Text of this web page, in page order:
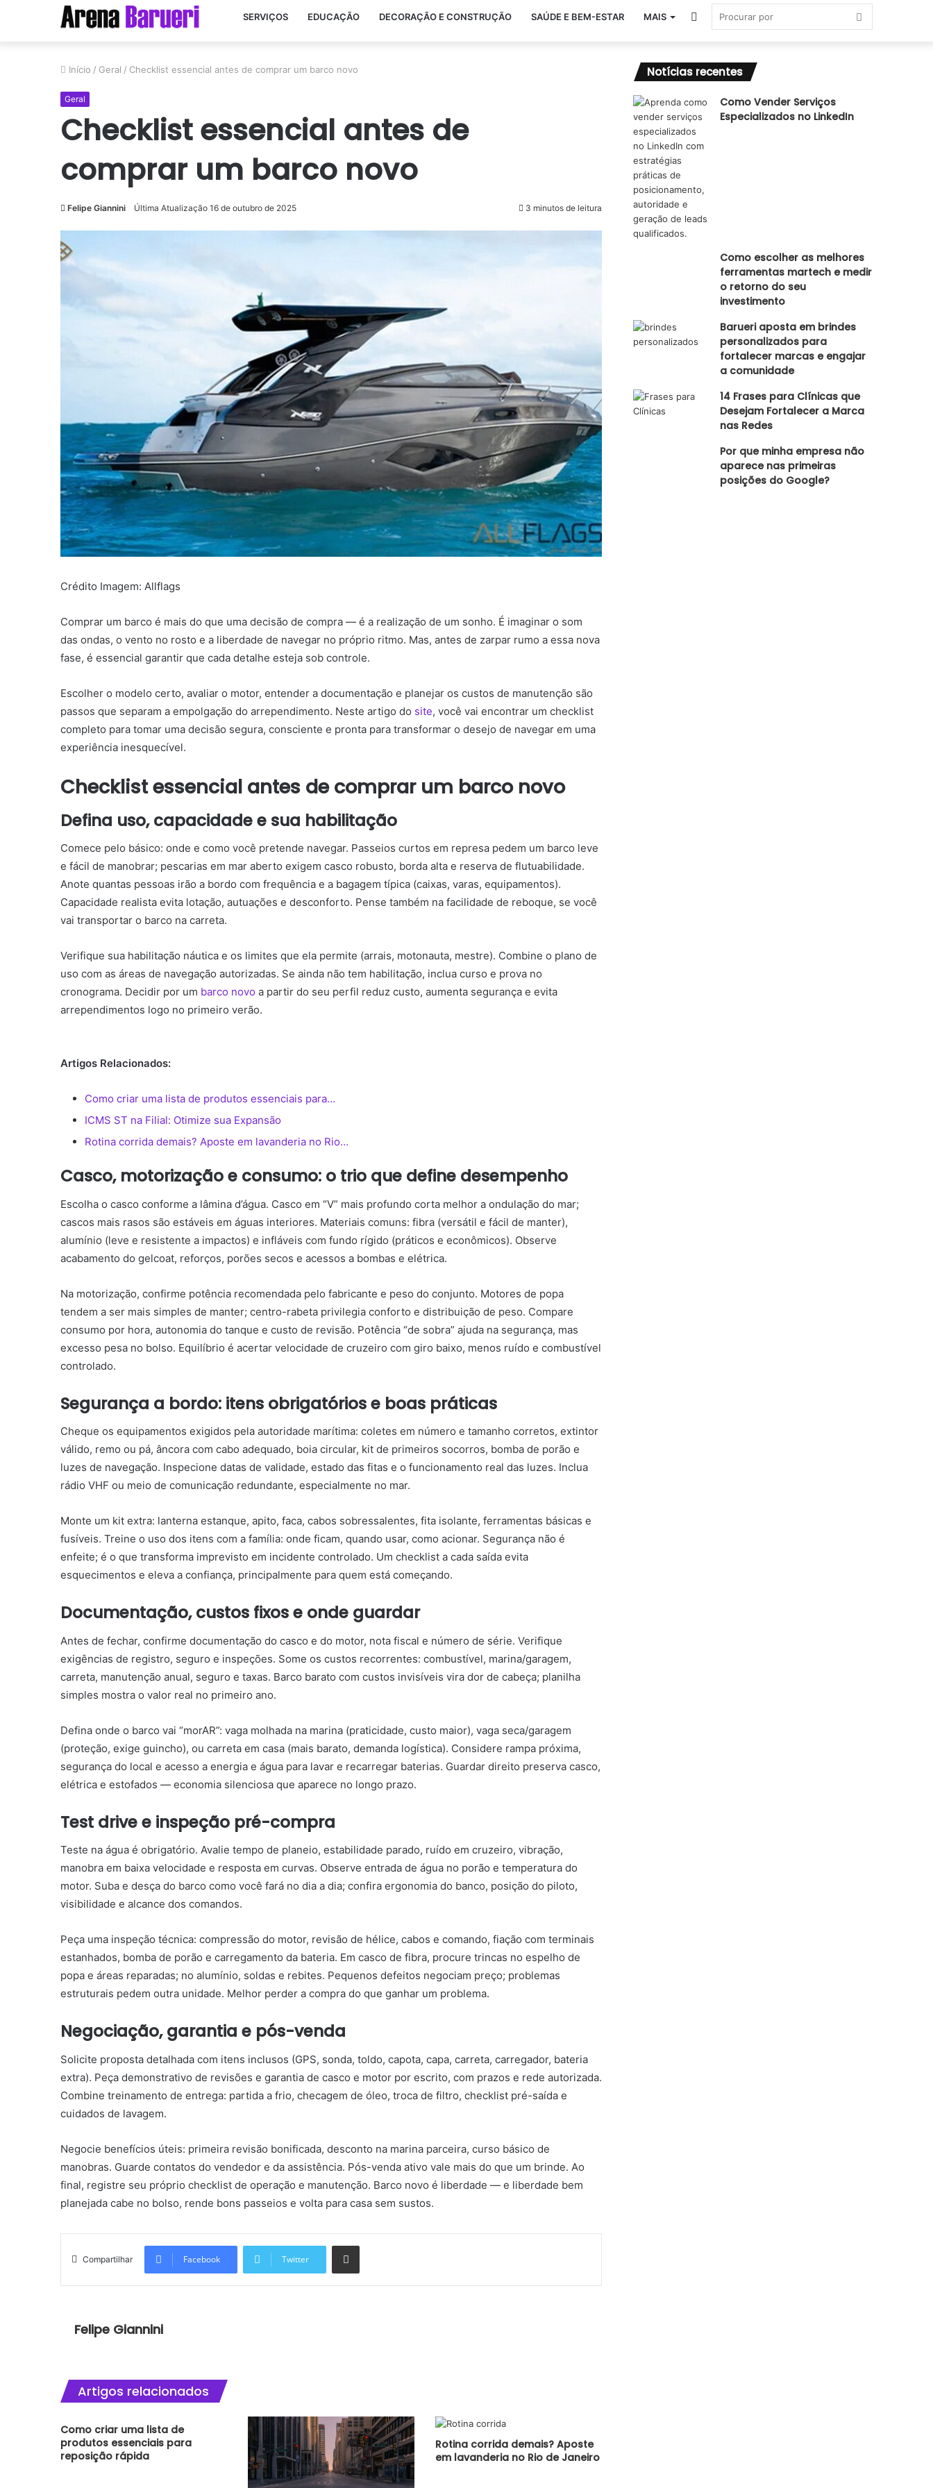
SERVIÇOS EDUCAÇÃO DECORAÇÃO E CONSTRUÇÃO SAÚDE E BEM-ESTAR MAIS Procurar
Switch
Início / Geral / Checklist essencial antes de comprar um barco novo
Geral
Checklist essencial antes de
comprar um barco novo
Felipe Giannini Última Atualização 16 de outubro de 2025 3 minutos de leitura
Crédito Imagem: Allflags
Comprar um barco é mais do que uma decisão de compra — é a realização de um sonho. É imaginar o som
das ondas, o vento no rosto e a liberdade de navegar no próprio ritmo. Mas, antes de zarpar rumo a essa nova
fase, é essencial garantir que cada detalhe esteja sob controle.
Escolher o modelo certo, avaliar o motor, entender a documentação e planejar os custos de manutenção são
passos que separam a empolgação do arrependimento. Neste artigo do site, você vai encontrar um checklist
completo para tomar uma decisão segura, consciente e pronta para transformar o desejo de navegar em uma
experiência inesquecível.
Checklist essencial antes de comprar um barco novo
Defina uso, capacidade e sua habilitação
Comece pelo básico: onde e como você pretende navegar. Passeios curtos em represa pedem um barco leve
e fácil de manobrar; pescarias em mar aberto exigem casco robusto, borda alta e reserva de flutuabilidade.
Anote quantas pessoas irão a bordo com frequência e a bagagem típica (caixas, varas, equipamentos).
Capacidade realista evita lotação, autuações e desconforto. Pense também na facilidade de reboque, se você
vai transportar o barco na carreta.
Verifique sua habilitação náutica e os limites que ela permite (arrais, motonauta, mestre). Combine o plano de
uso com as áreas de navegação autorizadas. Se ainda não tem habilitação, inclua curso e prova no
cronograma. Decidir por um barco novo a partir do seu perfil reduz custo, aumenta segurança e evita
arrependimentos logo no primeiro verão.
Artigos Relacionados:
Como criar uma lista de produtos essenciais para…
ICMS ST na Filial: Otimize sua Expansão
Rotina corrida demais? Aposte em lavanderia no Rio…
Casco, motorização e consumo: o trio que define desempenho
Escolha o casco conforme a lâmina d’água. Casco em “V” mais profundo corta melhor a ondulação do mar;
cascos mais rasos são estáveis em águas interiores. Materiais comuns: fibra (versátil e fácil de manter),
alumínio (leve e resistente a impactos) e infláveis com fundo rígido (práticos e econômicos). Observe
acabamento do gelcoat, reforços, porões secos e acessos a bombas e elétrica.
Na motorização, confirme potência recomendada pelo fabricante e peso do conjunto. Motores de popa
tendem a ser mais simples de manter; centro-rabeta privilegia conforto e distribuição de peso. Compare
consumo por hora, autonomia do tanque e custo de revisão. Potência “de sobra” ajuda na segurança, mas
excesso pesa no bolso. Equilíbrio é acertar velocidade de cruzeiro com giro baixo, menos ruído e combustível
controlado.
Segurança a bordo: itens obrigatórios e boas práticas
Cheque os equipamentos exigidos pela autoridade marítima: coletes em número e tamanho corretos, extintor
válido, remo ou pá, âncora com cabo adequado, boia circular, kit de primeiros socorros, bomba de porão e
luzes de navegação. Inspecione datas de validade, estado das fitas e o funcionamento real das luzes. Inclua
rádio VHF ou meio de comunicação redundante, especialmente no mar.
Monte um kit extra: lanterna estanque, apito, faca, cabos sobressalentes, fita isolante, ferramentas básicas e
fusíveis. Treine o uso dos itens com a família: onde ficam, quando usar, como acionar. Segurança não é
enfeite; é o que transforma imprevisto em incidente controlado. Um checklist a cada saída evita
esquecimentos e eleva a confiança, principalmente para quem está começando.
Documentação, custos fixos e onde guardar
Antes de fechar, confirme documentação do casco e do motor, nota fiscal e número de série. Verifique
exigências de registro, seguro e inspeções. Some os custos recorrentes: combustível, marina/garagem,
carreta, manutenção anual, seguro e taxas. Barco barato com custos invisíveis vira dor de cabeça; planilha
simples mostra o valor real no primeiro ano.
Defina onde o barco vai “morAR”: vaga molhada na marina (praticidade, custo maior), vaga seca/garagem
(proteção, exige guincho), ou carreta em casa (mais barato, demanda logística). Considere rampa próxima,
segurança do local e acesso a energia e água para lavar e recarregar baterias. Guardar direito preserva casco,
elétrica e estofados — economia silenciosa que aparece no longo prazo.
Test drive e inspeção pré-compra
Teste na água é obrigatório. Avalie tempo de planeio, estabilidade parado, ruído em cruzeiro, vibração,
manobra em baixa velocidade e resposta em curvas. Observe entrada de água no porão e temperatura do
motor. Suba e desça do barco como você fará no dia a dia; confira ergonomia do banco, posição do piloto,
visibilidade e alcance dos comandos.
Peça uma inspeção técnica: compressão do motor, revisão de hélice, cabos e comando, fiação com terminais
estanhados, bomba de porão e carregamento da bateria. Em casco de fibra, procure trincas no espelho de
popa e áreas reparadas; no alumínio, soldas e rebites. Pequenos defeitos negociam preço; problemas
estruturais pedem outra unidade. Melhor perder a compra do que ganhar um problema.
Negociação, garantia e pós-venda
Solicite proposta detalhada com itens inclusos (GPS, sonda, toldo, capota, capa, carreta, carregador, bateria
extra). Peça demonstrativo de revisões e garantia de casco e motor por escrito, com prazos e rede autorizada.
Combine treinamento de entrega: partida a frio, checagem de óleo, troca de filtro, checklist pré-saída e
cuidados de lavagem.
Negocie benefícios úteis: primeira revisão bonificada, desconto na marina parceira, curso básico de
manobras. Guarde contatos do vendedor e da assistência. Pós-venda ativo vale mais do que um brinde. Ao
final, registre seu próprio checklist de operação e manutenção. Barco novo é liberdade — e liberdade bem
planejada cabe no bolso, rende bons passeios e volta para casa sem sustos.
Compartilhar Facebook Twitter
Compartilhar via e-mail
Felipe Giannini
Artigos relacionados
Como criar uma lista de
produtos essenciais para
reposição rápida
Rotina corrida demais? Aposte
em lavanderia no Rio de Janeiro
Notícias recentes
Como Vender Serviços
Especializados no LinkedIn
Como escolher as melhores
ferramentas martech e medir
o retorno do seu
investimento
Barueri aposta em brindes
personalizados para
fortalecer marcas e engajar
a comunidade
14 Frases para Clínicas que
Desejam Fortalecer a Marca
nas Redes
Por que minha empresa não
aparece nas primeiras
posições do Google?